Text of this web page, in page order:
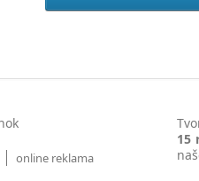
online reklama
15